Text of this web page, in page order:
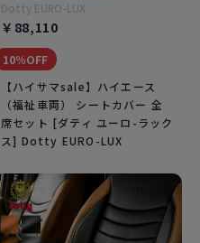
Dotty EURO-LUX
￥88,110
10％OFF
【ハイサマsale】ハイエース
（福祉車両） シートカバー 全
席セット [ダティ ユーロ-ラック
ス] Dotty EURO-LUX